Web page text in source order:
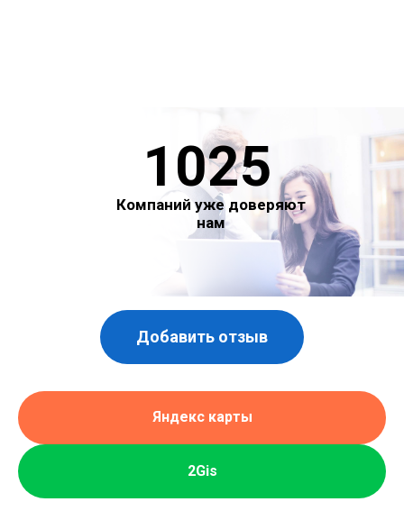
Компаний уже доверяют
нам
1025
Добавить отзыв
Яндекс карты
2Gis